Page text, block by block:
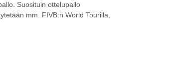
Suosituin ottelupallo
mm. FIVB:n World Tourilla,